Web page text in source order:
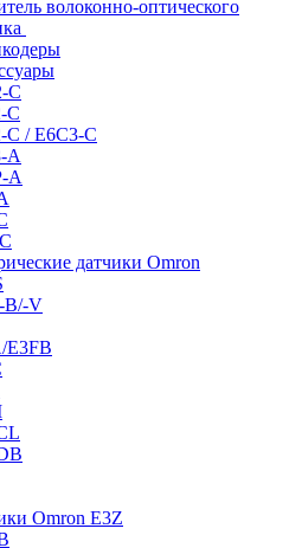
волоконно-оптического
C
C
C / E6C3-C
A
A
датчики Omron
B/-V
E3FB
Omron E3Z